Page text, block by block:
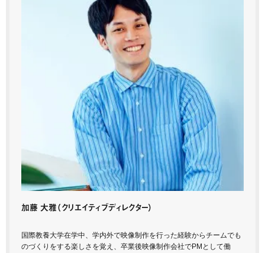
加藤 大雅（クリエイティブディレクター）
国際教養大学在学中、学内外で映像制作を行った経験からチームでも
のづくりをする楽しさを覚え、卒業後映像制作会社でPMとして働